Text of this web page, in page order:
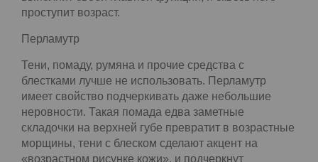
щечек» или чуть выше в виде круглого пятнышка
персикового или розового цвета.
Табу возрастного макияжа
У лифтинг-макияжа есть ряд правил и запретов.
Последние не стоит нарушать, иначе макияж не
выполнит своей главной функции, и сквозь него
проступит возраст.
Перламутр